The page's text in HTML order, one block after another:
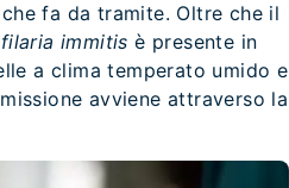
fa da tramite. Oltre che il
immitisè presente in
a clima temperato umido e
avviene attraverso la